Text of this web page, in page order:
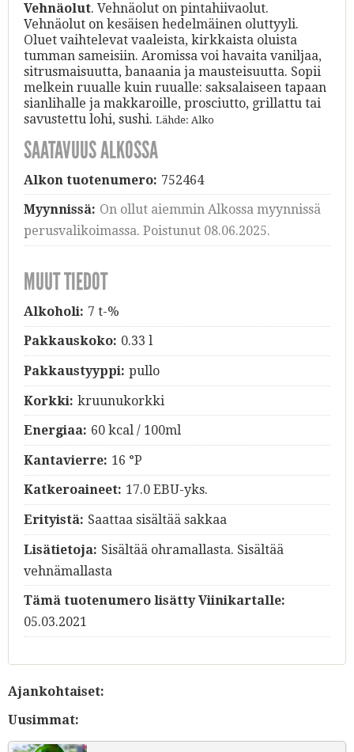
Vehnäolut. Vehnäolut on pintahiivaolut.
Vehnäolut on kesäisen hedelmäinen oluttyyli.
Oluet vaihtelevat vaaleista, kirkkaista oluista
tumman sameisiin. Aromissa voi havaita vaniljaa,
sitrusmaisuutta, banaania ja mausteisuutta. Sopii
melkein ruualle kuin ruualle: saksalaiseen tapaan
sianlihalle ja makkaroille, prosciutto, grillattu tai
savustettu lohi, sushi. Lähde: Alko
SAATAVUUS ALKOSSA
Alkon tuotenumero: 752464
Myynnissä: On ollut aiemmin Alkossa myynnissä
perusvalikoimassa. Poistunut 08.06.2025.
MUUT TIEDOT
Alkoholi: 7 t-%
Pakkauskoko: 0.33 l
Pakkaustyyppi: pullo
Korkki: kruunukorkki
Energiaa: 60 kcal / 100ml
Kantavierre: 16 °P
Katkeroaineet: 17.0 EBU-yks.
Erityistä: Saattaa sisältää sakkaa
Lisätietoja: Sisältää ohramallasta. Sisältää
vehnämallasta
Tämä tuotenumero lisätty Viinikartalle:
05.03.2021
Ajankohtaiset:
Uusimmat: